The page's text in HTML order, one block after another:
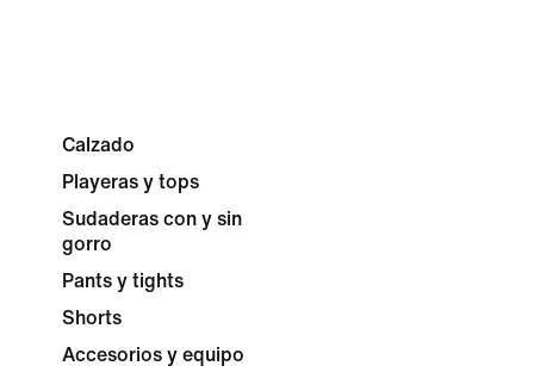
Calzado
Playeras y tops
Sudaderas con y sin
gorro
Pants y tights
Shorts
Accesorios y equipo